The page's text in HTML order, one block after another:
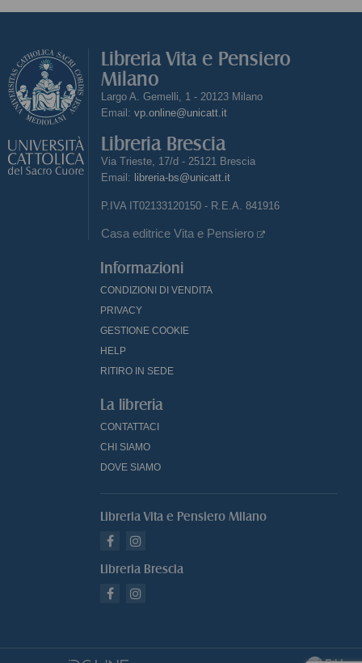
Libreria Vita e Pensiero
Milano
Largo A. Gemelli, 1 - 20123 Milano
Email: vp.online@unicatt.it
Libreria Brescia
Via Trieste, 17/d - 25121 Brescia
Email: libreria-bs@unicatt.it
P.IVA IT02133120150 - R.E.A. 841916
Casa editrice Vita e Pensiero
Informazioni
CONDIZIONI DI VENDITA
PRIVACY
GESTIONE COOKIE
HELP
RITIRO IN SEDE
La libreria
CONTATTACI
CHI SIAMO
DOVE SIAMO
Libreria Vita e Pensiero Milano
Libreria Brescia